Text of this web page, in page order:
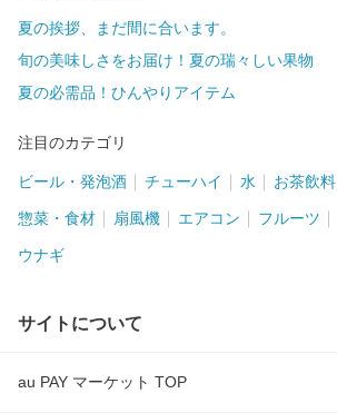
夏の挨拶、まだ間に合います。
旬の美味しさをお届け！夏の瑞々しい果物
夏の必需品！ひんやりアイテム
注目のカテゴリ
ビール・発泡酒 チューハイ 水 お茶飲料
惣菜・食材 扇風機 エアコン フルーツ
ウナギ
サイトについて
au PAY マーケット TOP